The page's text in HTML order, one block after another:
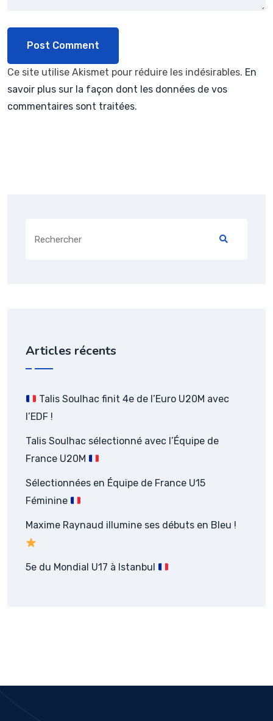
Ce site utilise Akismet pour réduire les indésirables. En
savoir plus sur la façon dont les données de vos
commentaires sont traitées.
for:
Articles récents
Talis Soulhac finit 4e de l’Euro U20M avec
l’EDF !
Talis Soulhac sélectionné avec l’Équipe de
France U20M
Sélectionnées en Équipe de France U15
Féminine
Maxime Raynaud illumine ses débuts en Bleu !
5e du Mondial U17 à Istanbul